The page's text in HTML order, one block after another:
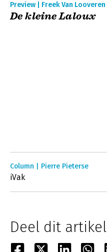
Preview | Freek Van Looveren
De kleine Laloux
Column | Pierre Pieterse
iVak
Deel dit artikel